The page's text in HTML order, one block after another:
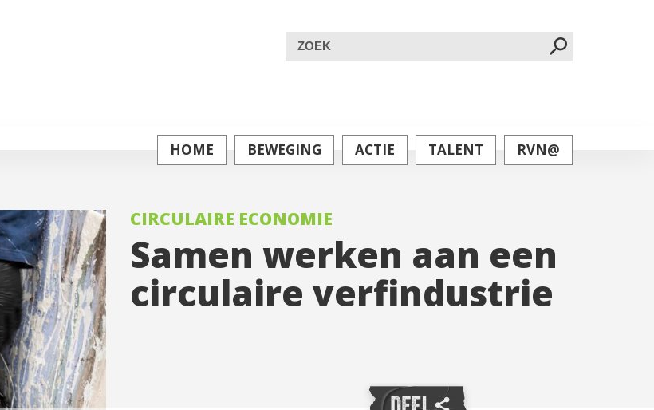
Zoeken
HOME BEWEGING ACTIE TALENT RVN@
CIRCULAIRE ECONOMIE
Samen werken aan een
circulaire verfindustrie